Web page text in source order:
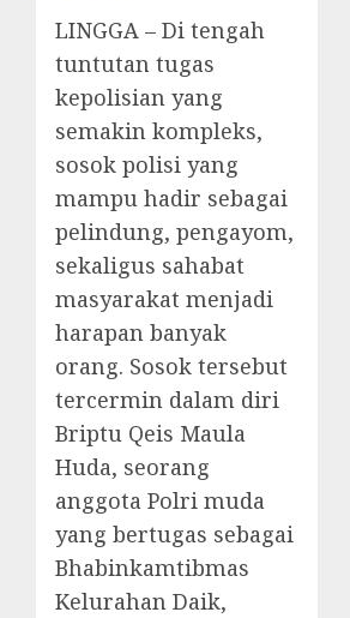
LINGGA – Di tengah
tuntutan tugas
kepolisian yang
semakin kompleks,
sosok polisi yang
mampu hadir sebagai
pelindung, pengayom,
sekaligus sahabat
masyarakat menjadi
harapan banyak
orang. Sosok tersebut
tercermin dalam diri
Briptu Qeis Maula
Huda, seorang
anggota Polri muda
yang bertugas sebagai
Bhabinkamtibmas
Kelurahan Daik,